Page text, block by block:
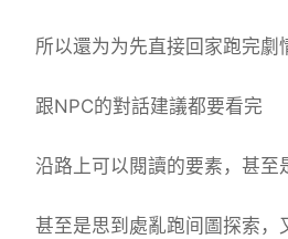
所以還为为先直接回家跑完劇
跟NPC的對話建議都要看完
沿路上可以閱讀的要素，甚至
甚至是思到處亂跑间圖探索，